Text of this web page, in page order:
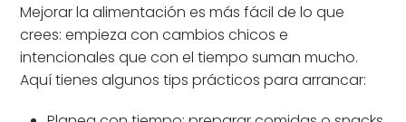
Mejorar la alimentación es más fácil de lo que
crees: empieza con cambios chicos e
intencionales que con el tiempo suman mucho.
Aquí tienes algunos tips prácticos para arrancar: